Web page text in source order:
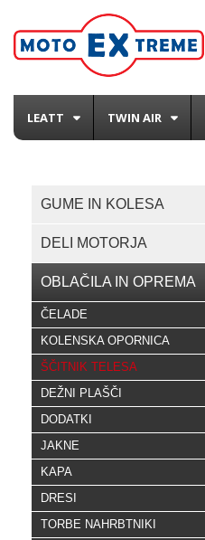
LEATT TWIN AIR
GUME IN KOLESA
DELI MOTORJA
OBLAČILA IN OPREMA
ČELADE
KOLENSKA OPORNICA
ŠČITNIK TELESA
DEŽNI PLAŠČI
DODATKI
JAKNE
KAPA
DRESI
TORBE NAHRBTNIKI